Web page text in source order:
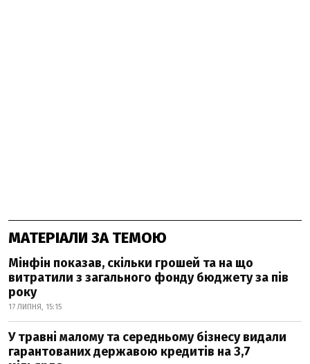
МАТЕРІАЛИ ЗА ТЕМОЮ
Мінфін показав, скільки грошей та на що
витратили з загального фонду бюджету за пів
року
17 ЛИПНЯ, 15:15
У травні малому та середньому бізнесу видали
гарантованих державою кредитів на 3,7